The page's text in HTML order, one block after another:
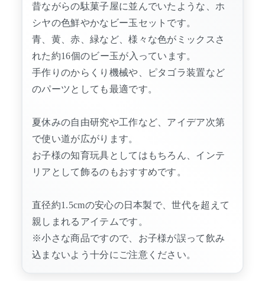
昔ながらの駄菓子屋に並んでいたような、ホ
シヤの色鮮やかなビー玉セットです。
青、黄、赤、緑など、様々な色がミックスさ
れた約16個のビー玉が入っています。
手作りのからくり機械や、ピタゴラ装置など
のパーツとしても最適です。
夏休みの自由研究や工作など、アイデア次第
で使い道が広がります。
お子様の知育玩具としてはもちろん、インテ
リアとして飾るのもおすすめです。
直径約1.5cmの安心の日本製で、世代を超えて
親しまれるアイテムです。
※小さな商品ですので、お子様が誤って飲み
込まないよう十分にご注意ください。